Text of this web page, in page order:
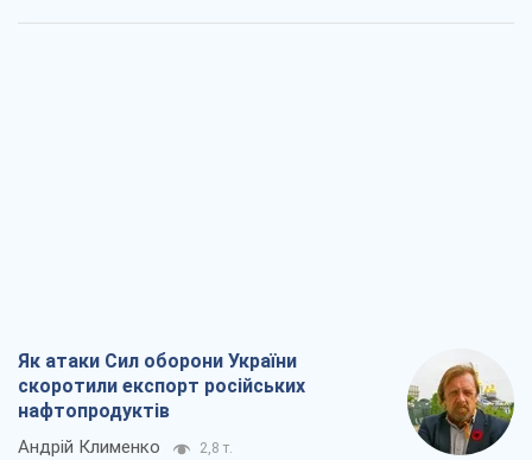
Як атаки Сил оборони України
скоротили експорт російських
нафтопродуктів
Андрій Клименко 2,8 т.